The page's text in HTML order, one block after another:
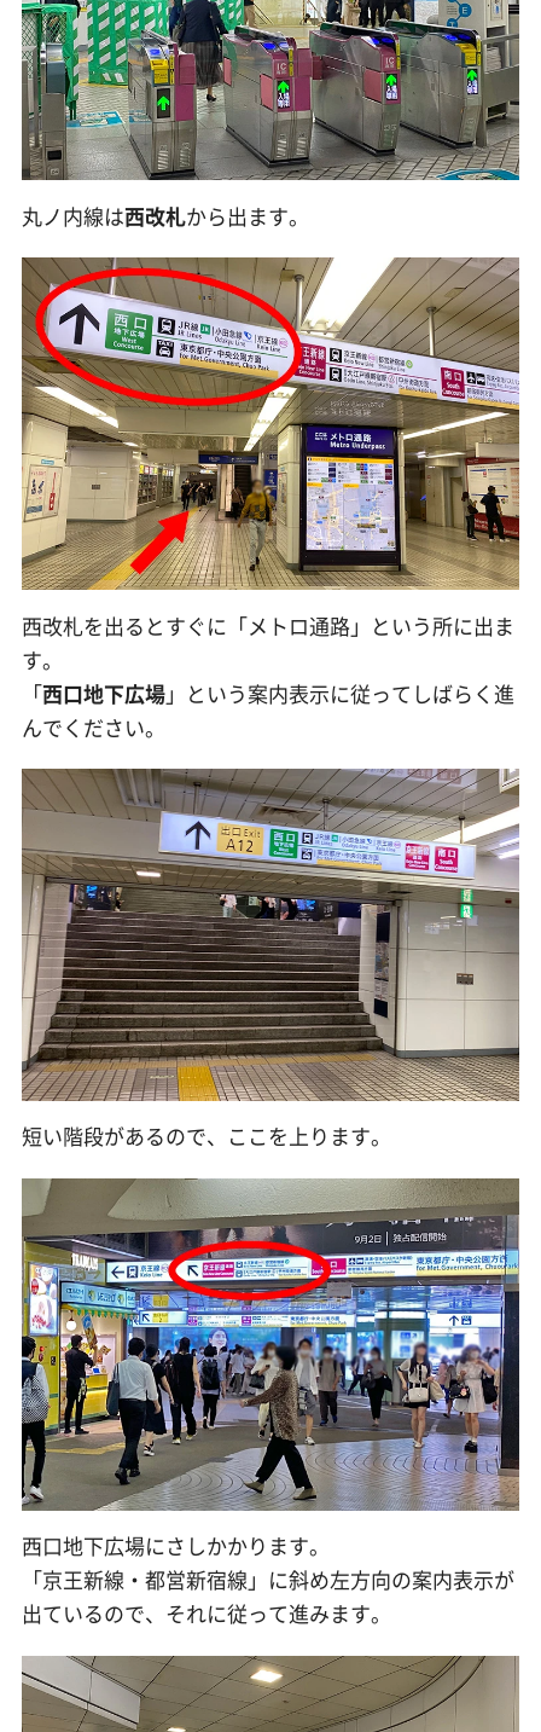
丸ノ内線は西改札から出ます。
西改札を出るとすぐに「メトロ通路」という所に出ま
す。
「西口地下広場」という案内表示に従ってしばらく進
んでください。
短い階段があるので、ここを上ります。
西口地下広場にさしかかります。
「京王新線・都営新宿線」に斜め左方向の案内表示が
出ているので、それに従って進みます。